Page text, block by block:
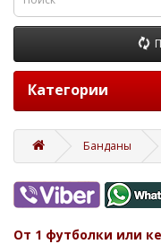
Категории
Банданы
От 1 футболки или